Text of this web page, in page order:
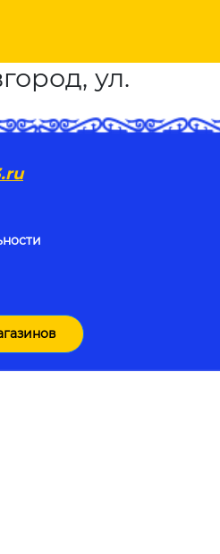
ул.